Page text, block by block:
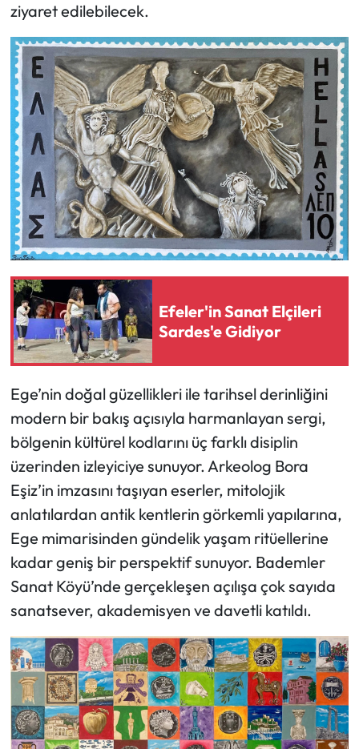
ziyaret edilebilecek.
Efeler'in Sanat Elçileri
Sardes'e Gidiyor
Ege’nin doğal güzellikleri ile tarihsel derinliğini
modern bir bakış açısıyla harmanlayan sergi,
bölgenin kültürel kodlarını üç farklı disiplin
üzerinden izleyiciye sunuyor. Arkeolog Bora
Eşiz’in imzasını taşıyan eserler, mitolojik
anlatılardan antik kentlerin görkemli yapılarına,
Ege mimarisinden gündelik yaşam ritüellerine
kadar geniş bir perspektif sunuyor. Bademler
Sanat Köyü’nde gerçekleşen açılışa çok sayıda
sanatsever, akademisyen ve davetli katıldı.